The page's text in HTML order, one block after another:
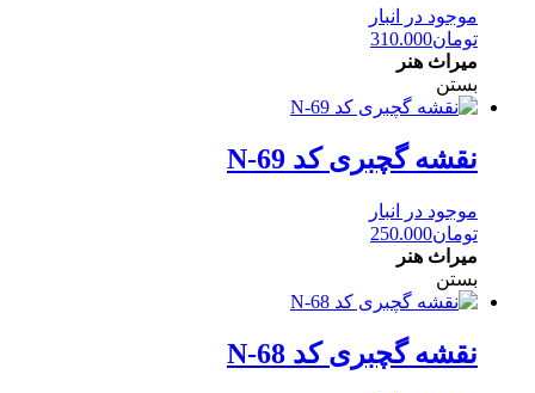
موجود در انبار
تومان310.000
میراث هنر
بستن
نقشه گچبری کد N-69
موجود در انبار
تومان250.000
میراث هنر
بستن
نقشه گچبری کد N-68